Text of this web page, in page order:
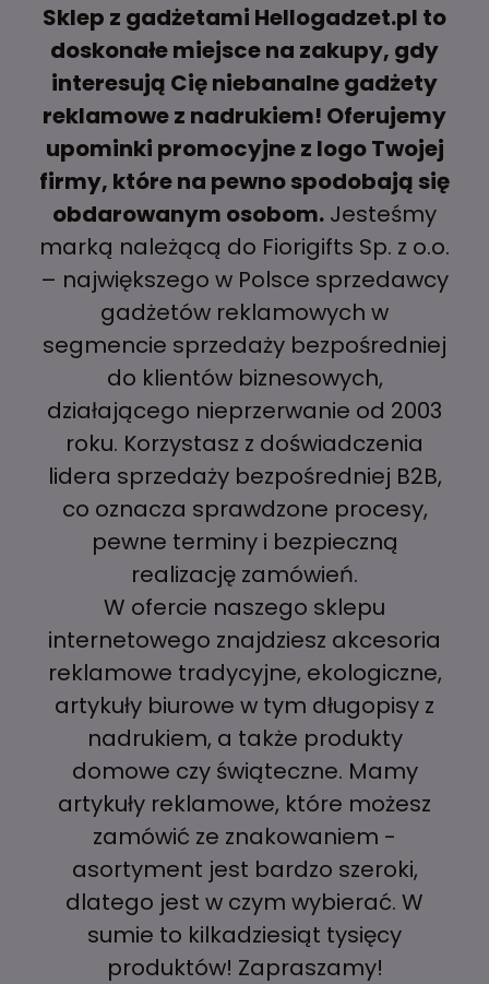
Sklep z gadżetami Hellogadzet.pl to
doskonałe miejsce na zakupy, gdy
interesują Cię niebanalne gadżety
reklamowe z nadrukiem! Oferujemy
upominki promocyjne z logo Twojej
firmy, które na pewno spodobają się
obdarowanym osobom. Jesteśmy
marką należącą do Fiorigifts Sp. z o.o.
– największego w Polsce sprzedawcy
gadżetów reklamowych w
segmencie sprzedaży bezpośredniej
do klientów biznesowych,
działającego nieprzerwanie od 2003
roku. Korzystasz z doświadczenia
lidera sprzedaży bezpośredniej B2B,
co oznacza sprawdzone procesy,
pewne terminy i bezpieczną
realizację zamówień.
W ofercie naszego sklepu
internetowego znajdziesz akcesoria
reklamowe tradycyjne, ekologiczne,
artykuły biurowe w tym długopisy z
nadrukiem, a także produkty
domowe czy świąteczne. Mamy
artykuły reklamowe, które możesz
zamówić ze znakowaniem -
asortyment jest bardzo szeroki,
dlatego jest w czym wybierać. W
sumie to kilkadziesiąt tysięcy
produktów! Zapraszamy!